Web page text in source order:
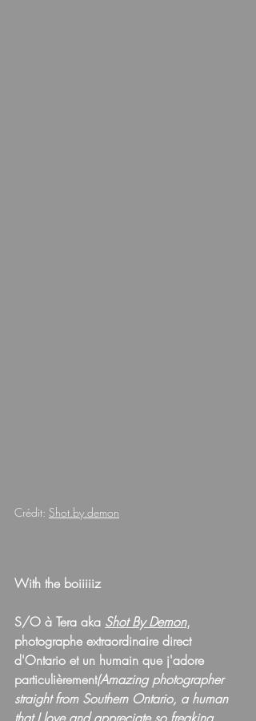
Crédit: Shot.by.demon
With the boiiiiiz
S/O à Tera aka Shot By Demon,
photographe extraordinaire direct
d'Ontario et un humain que j'adore
particulièrement(Amazing photographer
straight from Southern Ontario, a human